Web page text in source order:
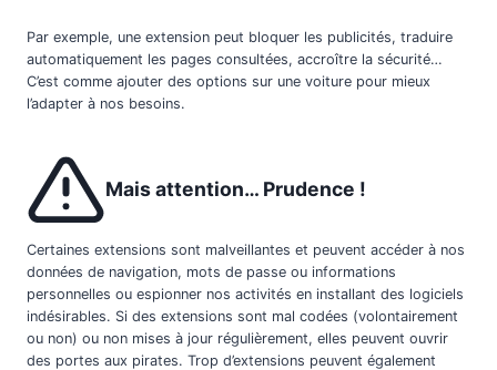
Par exemple, une extension peut bloquer les publicités, traduire
automatiquement les pages consultées, accroître la sécurité…
C’est comme ajouter des options sur une voiture pour mieux
l’adapter à nos besoins.
Mais attention… Prudence !
Certaines extensions sont malveillantes et peuvent accéder à nos
données de navigation, mots de passe ou informations
personnelles ou espionner nos activités en installant des logiciels
indésirables. Si des extensions sont mal codées (volontairement
ou non) ou non mises à jour régulièrement, elles peuvent ouvrir
des portes aux pirates. Trop d’extensions peuvent également